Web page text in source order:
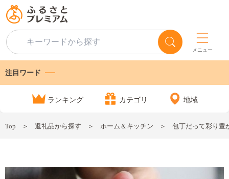
メニュー
注目ワード
ランキング カテゴリ 地域
Top 返礼品から探す ホーム＆キッチン 包丁だって彩り豊